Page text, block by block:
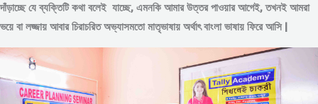
দাঁড়াচ্ছে যে ব্যক্তিটি কথা বলেই যাচ্ছে, এমনকি আমার উত্তর পাওয়ার আগেই, তখনই আমরা
ভয়ে বা লজ্জায় আবার চিরাচরিত অভ্যাসমতো মাতৃভাষায় অর্থাৎ বাংলা ভাষায় ফিরে আসি |